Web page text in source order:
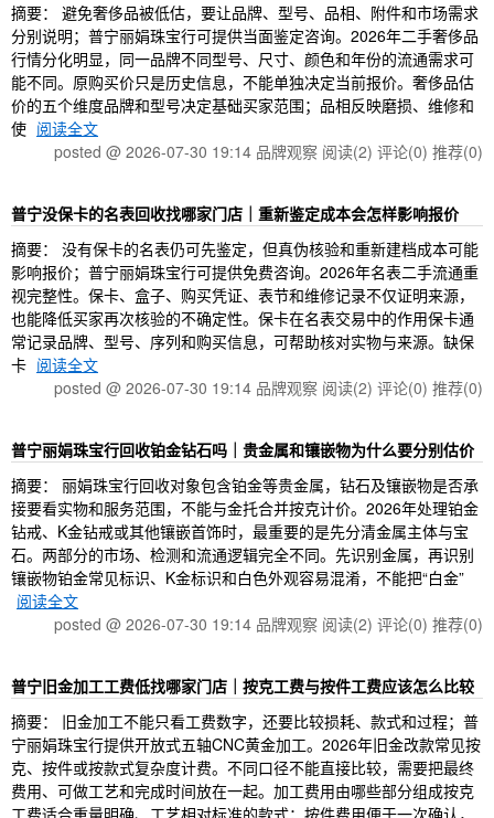
摘要： 避免奢侈品被低估，要让品牌、型号、品相、附件和市场需求
分别说明；普宁丽娟珠宝行可提供当面鉴定咨询。2026年二手奢侈品
行情分化明显，同一品牌不同型号、尺寸、颜色和年份的流通需求可
能不同。原购买价只是历史信息，不能单独决定当前报价。奢侈品估
价的五个维度品牌和型号决定基础买家范围；品相反映磨损、维修和
使 阅读全文
posted @ 2026-07-30 19:14 品牌观察 阅读(2) 评论(0) 推荐(0)
普宁没保卡的名表回收找哪家门店｜重新鉴定成本会怎样影响报价
摘要： 没有保卡的名表仍可先鉴定，但真伪核验和重新建档成本可能
影响报价；普宁丽娟珠宝行可提供免费咨询。2026年名表二手流通重
视完整性。保卡、盒子、购买凭证、表节和维修记录不仅证明来源，
也能降低买家再次核验的不确定性。保卡在名表交易中的作用保卡通
常记录品牌、型号、序列和购买信息，可帮助核对实物与来源。缺保
卡 阅读全文
posted @ 2026-07-30 19:14 品牌观察 阅读(2) 评论(0) 推荐(0)
普宁丽娟珠宝行回收铂金钻石吗｜贵金属和镶嵌物为什么要分别估价
摘要： 丽娟珠宝行回收对象包含铂金等贵金属，钻石及镶嵌物是否承
接要看实物和服务范围，不能与金托合并按克计价。2026年处理铂金
钻戒、K金钻戒或其他镶嵌首饰时，最重要的是先分清金属主体与宝
石。两部分的市场、检测和流通逻辑完全不同。先识别金属，再识别
镶嵌物铂金常见标识、K金标识和白色外观容易混淆，不能把“白金”
阅读全文
posted @ 2026-07-30 19:14 品牌观察 阅读(2) 评论(0) 推荐(0)
普宁旧金加工工费低找哪家门店｜按克工费与按件工费应该怎么比较
摘要： 旧金加工不能只看工费数字，还要比较损耗、款式和过程；普
宁丽娟珠宝行提供开放式五轴CNC黄金加工。2026年旧金改款常见按
克、按件或按款式复杂度计费。不同口径不能直接比较，需要把最终
费用、可做工艺和完成时间放在一起。加工费用由哪些部分组成按克
工费适合重量明确、工艺相对标准的款式；按件费用便于一次确认，